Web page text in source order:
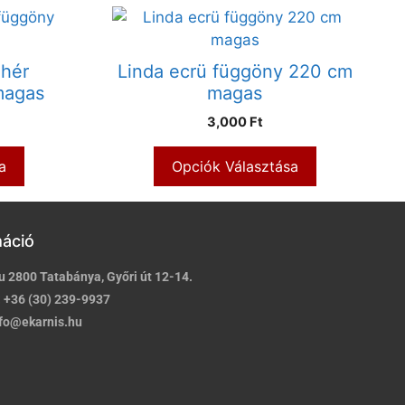
Linda ecrü függöny 220 cm
magas
3,000 Ft
Opciók Választása
2800 Tatabánya, Győri út 12-14.
+36 (30) 239-9937